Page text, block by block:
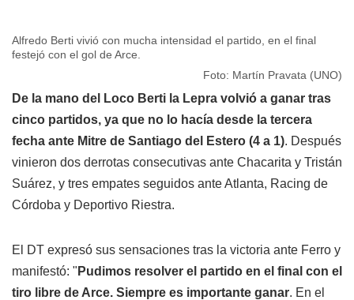
Alfredo Berti vivió con mucha intensidad el partido, en el final
festejó con el gol de Arce.
Foto: Martín Pravata (UNO)
De la mano del Loco Berti la Lepra volvió a ganar tras
cinco partidos, ya que no lo hacía desde la tercera
fecha ante Mitre de Santiago del Estero (4 a 1). Después
vinieron dos derrotas consecutivas ante Chacarita y Tristán
Suárez, y tres empates seguidos ante Atlanta, Racing de
Córdoba y Deportivo Riestra.
El DT expresó sus sensaciones tras la victoria ante Ferro y
manifestó: " Pudimos resolver el partido en el final con el
tiro libre de Arce. Siempre es importante ganar. En el